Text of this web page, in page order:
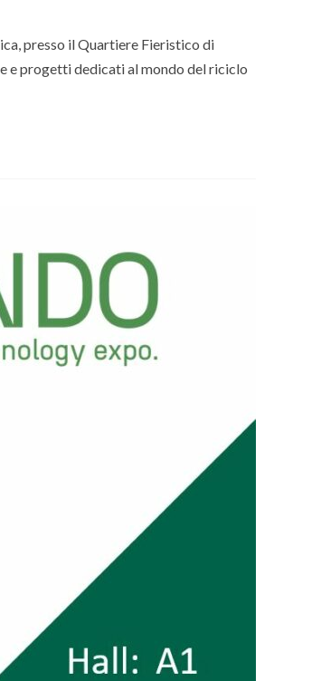
presso il Quartiere Fieristico di
e progetti dedicati al mondo del riciclo